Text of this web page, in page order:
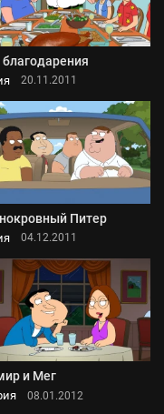
20.11.2011
Питер
04.12.2011
и Мег
08.01.2012